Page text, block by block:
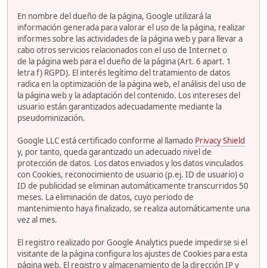
En nombre del dueño de la página, Google utilizará la
información generada para valorar el uso de la página, realizar
informes sobre las actividades de la página web y para llevar a
cabo otros servicios relacionados con el uso de Internet o
de la página web para el dueño de la página (Art. 6 apart. 1
letra f) RGPD). El interés legítimo del tratamiento de datos
radica en la optimización de la página web, el análisis del uso de
la página web y la adaptación del contenido. Los intereses del
usuario están garantizados adecuadamente mediante la
pseudominización.
Google LLC está certificado conforme al llamado Privacy Shield
y, por tanto, queda garantizado un adecuado nivel de
protección de datos. Los datos enviados y los datos vinculados
con Cookies, reconocimiento de usuario (p.ej. ID de usuario) o
ID de publicidad se eliminan automáticamente transcurridos 50
meses. La eliminación de datos, cuyo periodo de
mantenimiento haya finalizado, se realiza automáticamente una
vez al mes.
El registro realizado por Google Analytics puede impedirse si el
visitante de la página configura los ajustes de Cookies para esta
página web. El registro y almacenamiento de la dirección IP y